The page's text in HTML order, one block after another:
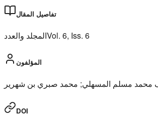
تفاصيل المقال
المجلد والعددVol. 6, Iss. 6
المؤلفون
محمد مسلم المسھلي; محمد صبري بن شھریر
DOI